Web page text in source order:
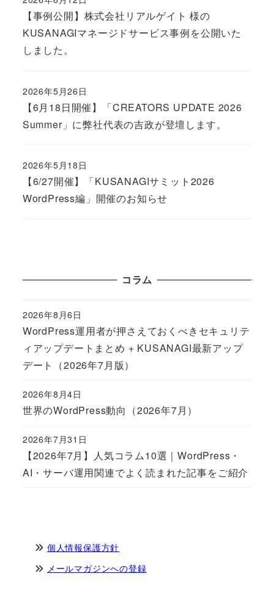
【事例公開】株式会社リアルゲイト 様の
KUSANAGIマネージドサービス事例を公開いた
しました。
Published
【6月18日開催】「CREATORS UPDATE 2026
Summer」に弊社代表の吉政が登壇します。
Published
2026年5月26日
【6/27開催】「KUSANAGIサミット2026
WordPress編」開催のお知らせ
Published
2026年5月18日
コラム
WordPress運用者が押さえておくべきセキュリテ
ィアップデートまとめ + KUSANAGI最新アップ
デート（2026年7月版）
Published
2026年8月6日
世界のWordPress動向（2026年7月）
Published
2026年8月4日
【2026年7月】人気コラム10選｜WordPress・
AI・サーバ運用関連でよく読まれた記事をご紹介
Published
2026年7月31日
個人情報保護方針
メールマガジンへの登録